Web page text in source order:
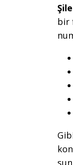
bir